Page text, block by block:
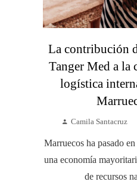
La contribución
Tanger Med a la
logística
Camila Santacruz
Marruecos ha pasado
una economía
de recursos